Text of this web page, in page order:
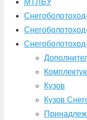
Кузов
Кузов